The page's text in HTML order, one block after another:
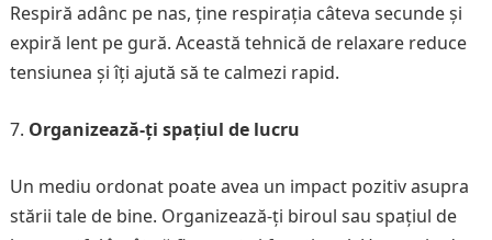
Respiră adânc pe nas, ține respirația câteva secunde și
expiră lent pe gură. Această tehnică de relaxare reduce
tensiunea și îți ajută să te calmezi rapid.
Organizează-ți spațiul de lucru
Un mediu ordonat poate avea un impact pozitiv asupra
stării tale de bine. Organizează-ți biroul sau spațiul de